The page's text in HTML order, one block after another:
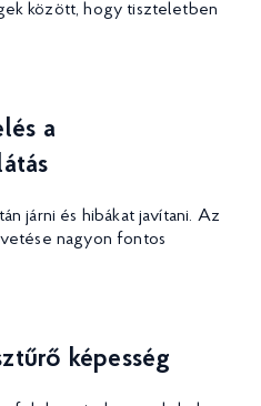
között, hogy tiszteletben
a
járni és hibákat javítani. Az
nagyon fontos
képesség